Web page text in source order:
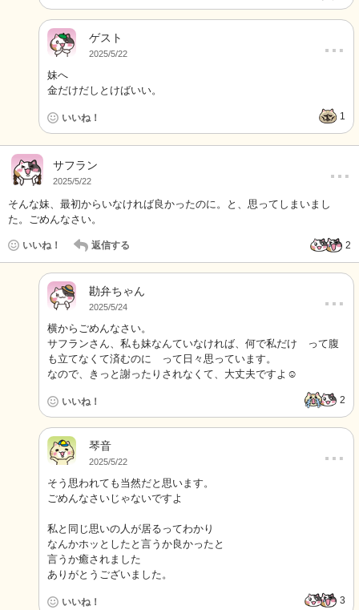
ゲスト
2025/5/22 …
妹へ
金だけだしとけばいい。
いいね！ 1
サフラン
2025/5/22 …
そんな妹、最初からいなければ良かったのに。と、思ってしまいまし
た。ごめんなさい。
いいね！ 返信する 2
勘弁ちゃん
2025/5/24 …
横からごめんなさい。
サフランさん、私も妹なんていなければ、何で私だけ って腹
も立てなくて済むのに って日々思っています。
なので、きっと謝ったりされなくて、大丈夫ですよ☺️
いいね！ 2
琴音
2025/5/22 …
そう思われても当然だと思います。
ごめんなさいじゃないですよ
私と同じ思いの人が居るってわかり
なんかホッとしたと言うか良かったと
言うか癒されました
ありがとうございました。
いいね！ 3